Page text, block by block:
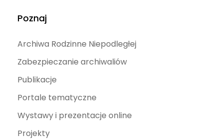
Poznaj
Archiwa Rodzinne Niepodległej
Zabezpieczanie archiwaliów
Publikacje
Portale tematyczne
Wystawy i prezentacje online
Projekty